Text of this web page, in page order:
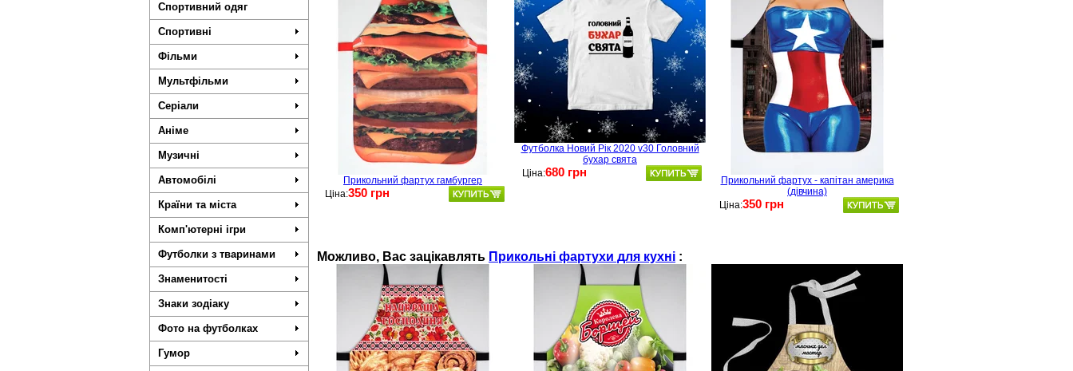
Спортивний одяг
Спортивні
Фільми
Мультфільми
Серіали
Аніме
Музичні
Автомобілі
Країни та міста
Комп'ютерні ігри
Футболки з тваринами
Знаменитості
Знаки зодіаку
Фото на футболках
Гумор
Прикольний фартух гамбургер
Ціна:350 грн
Футболка Новий Рік 2020 v30 Головний
бухар свята
Ціна:680 грн
Прикольний фартух - капітан америка
(дівчина)
Ціна:350 грн
Можливо, Ваc зацікавлять Прикольні фартухи для кухні :